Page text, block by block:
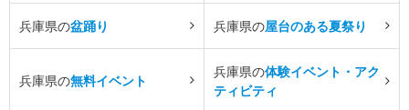
兵庫県の盆踊り 兵庫県の屋台のある夏祭り
兵庫県の無料イベント
兵庫県の体験イベント・アク
ティビティ